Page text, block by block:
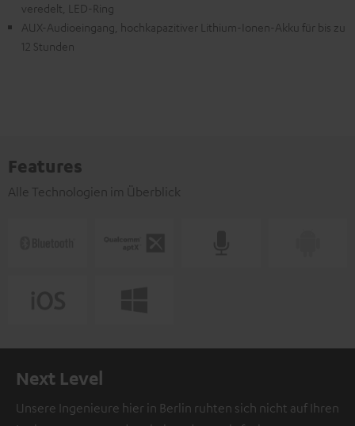
veredelt, LED-Ring
AUX-Audioeingang, hochkapazitiver Lithium-Ionen-Akku für bis zu
12 Stunden
Features
Alle Technologien im Überblick
Next Level
Unsere Ingenieure hier in Berlin ruhten sich nicht auf Ihren